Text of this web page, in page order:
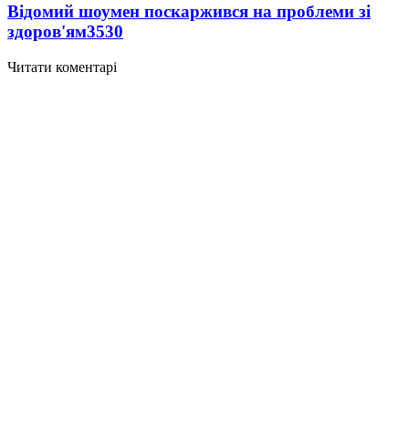
Відомий шоумен поскаржився на проблеми зі
здоров'ям3530
Читати коментарі